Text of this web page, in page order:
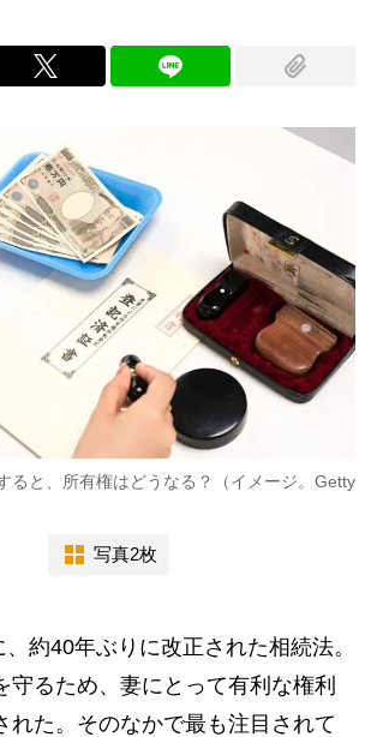
ると、所有権はどうなる？（イメージ。Getty
写真2枚
約40年ぶりに改正された相続法。
守るため、妻にとって有利な権利
れた。そのなかで最も注目されて